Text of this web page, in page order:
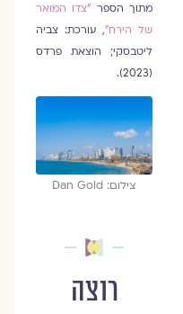
מתוך הספר"צדו המואר
של הירח", עורכת: צביה
ליטבסקי; הוצאת פרדס
צילום: Dan Gold
רוצה